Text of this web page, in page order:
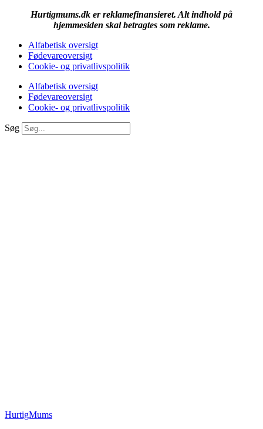
Hurtigmums.dk er reklamefinansieret. Alt indhold på
hjemmesiden skal betragtes som reklame.
Alfabetisk oversigt
Fødevareoversigt
Cookie- og privatlivspolitik
Alfabetisk oversigt
Fødevareoversigt
Cookie- og privatlivspolitik
Søg
HurtigMums